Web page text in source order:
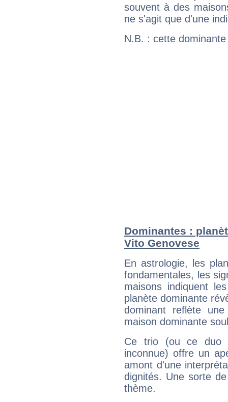
souvent à des
ne s'agit que d'une
N.B. : cette
Dominantes :
Vito Genovese
En astrologie, les
fondamentales, les
maisons indiquent
planète dominante
dominant reflète
maison dominante
Ce trio (ou ce duo
inconnue) offre un
amont d'une
dignités. Une sorte
thème.